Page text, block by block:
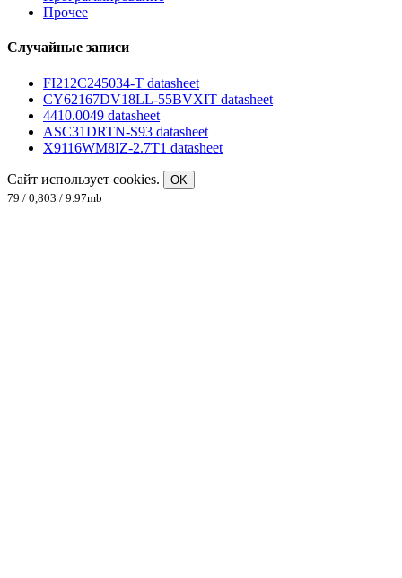
Прочее
Случайные записи
FI212C245034-T datasheet
CY62167DV18LL-55BVXIT datasheet
4410.0049 datasheet
ASC31DRTN-S93 datasheet
X9116WM8IZ-2.7T1 datasheet
Сайт использует cookies.
OK
79 / 0,803 / 9.97mb